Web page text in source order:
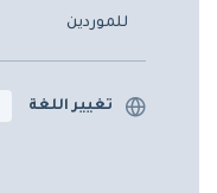
للموردين
تغيير اللغة